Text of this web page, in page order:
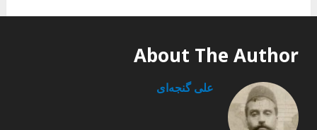
About The Author
علی گنجه‌ای